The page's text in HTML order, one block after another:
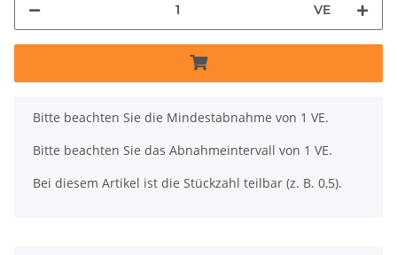
VE
x
Bitte beachten Sie die Mindestabnahme von 1 VE.
Bitte beachten Sie das Abnahmeintervall von 1 VE.
Bei diesem Artikel ist die Stückzahl teilbar (z. B. 0,5).